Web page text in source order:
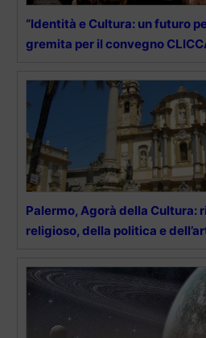
“Identità e Cultura: un futuro
gremita per il convegno
Palermo, Agorà della Cultura:
religioso, della politica e